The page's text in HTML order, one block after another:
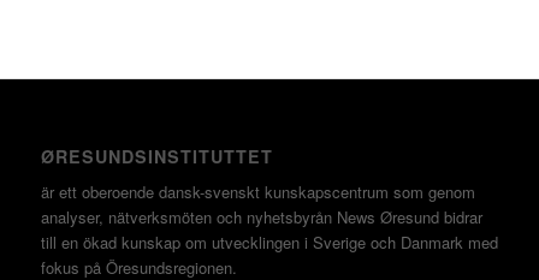
ØRESUNDSINSTITUTTET
är ett oberoende dansk-svenskt kunskapscentrum som genom
analyser, nätverksmöten och nyhetsbyrån News Øresund bidrar
till en ökad kunskap om utvecklingen i Sverige och Danmark med
fokus på Öresundsregionen.